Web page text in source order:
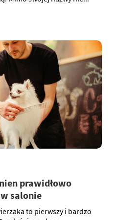
prawidłowo
salonie
to pierwszy i bardzo